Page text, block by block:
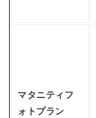
マタニティフ
ォトプラン